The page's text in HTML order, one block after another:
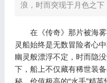
浪，时而突现于月色之下
在《传奇》那片被海雾
灵船始终是无数冒险者心
幽灵般漂浮不定，时而隐
下，船上不仅藏有稀世装
秘、价值极高的“水手”精